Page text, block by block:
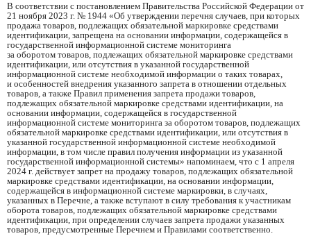
В соответствии с постановлением Правительства Российской Федерации от
21 ноября 2023 г. № 1944 «Об утверждении перечня случаев, при которых
продажа товаров, подлежащих обязательной маркировке средствами
идентификации, запрещена на основании информации, содержащейся в
государственной информационной системе мониторинга
за оборотом товаров, подлежащих обязательной маркировке средствами
идентификации, или отсутствия в указанной государственной
информационной системе необходимой информации о таких товарах,
и особенностей внедрения указанного запрета в отношении отдельных
товаров, а также Правил применения запрета продажи товаров,
подлежащих обязательной маркировке средствами идентификации, на
основании информации, содержащейся в государственной
информационной системе мониторинга за оборотом товаров, подлежащих
обязательной маркировке средствами идентификации, или отсутствия в
указанной государственной информационной системе необходимой
информации, в том числе правил получения информации из указанной
государственной информационной системы» напоминаем, что с 1 апреля
2024 г. действует запрет на продажу товаров, подлежащих обязательной
маркировке средствами идентификации, на основании информации,
содержащейся в информационной системе маркировки, в случаях,
указанных в Перечне, а также вступают в силу требования к участникам
оборота товаров, подлежащих обязательной маркировке средствами
идентификации, при определении случаев запрета продажи указанных
товаров, предусмотренные Перечнем и Правилами соответственно.